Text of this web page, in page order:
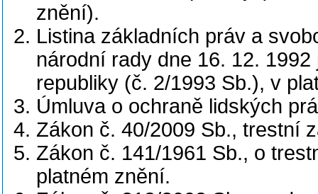
znění).
Listina základních práv a
národní rady dne 16. 12.
republiky (č. 2/1993 Sb.), v
Úmluva o ochraně lidských
Zákon č. 40/2009 Sb., trestní
Zákon č. 141/1961 Sb., o
platném znění.